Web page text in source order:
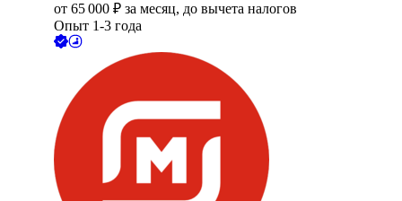
от 65 000 ₽ за месяц, до вычета налогов
Опыт 1-3 года